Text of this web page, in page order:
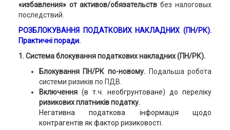
«избавления» от активов/обязательств без налоговых
последствий.
РОЗБЛОКУВАННЯ ПОДАТКОВИХ НАКЛАДНИХ (ПН/РК).
Практичні поради.
1. Система блокування податкових накладних (ПН/РК).
Блокування ПН/РК по-новому. Подальша робота
системи ризиків по ПДВ.
Включення (в т.ч. необгрунтоване) до переліку
ризикових платників податку.
Негативна податкова інформація щодо
контрагентів як фактор ризиковості.